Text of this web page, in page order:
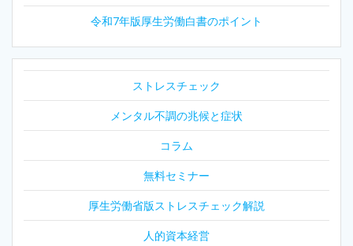
令和7年版厚生労働白書のポイント
ストレスチェック
メンタル不調の兆候と症状
コラム
無料セミナー
厚生労働省版ストレスチェック解説
人的資本経営